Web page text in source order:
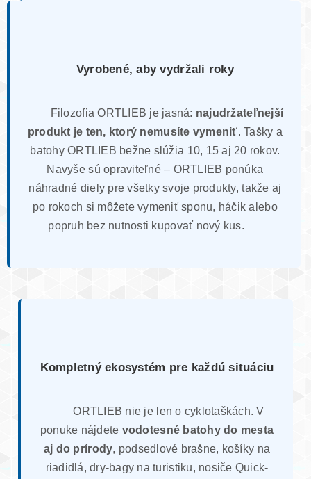
Vyrobené, aby vydržali roky
Filozofia ORTLIEB je jasná: najudržateľnejší
produkt je ten, ktorý nemusíte vymeniť. Tašky a
batohy ORTLIEB bežne slúžia 10, 15 aj 20 rokov.
Navyše sú opraviteľné – ORTLIEB ponúka
náhradné diely pre všetky svoje produkty, takže aj
po rokoch si môžete vymeniť sponu, háčik alebo
popruh bez nutnosti kupovať nový kus.
Kompletný ekosystém pre každú situáciu
ORTLIEB nie je len o cyklotaškách. V
ponuke nájdete vodotesné batohy do mesta
aj do prírody, podsedlové brašne, košíky na
riadidlá, dry-bagy na turistiku, nosiče Quick-